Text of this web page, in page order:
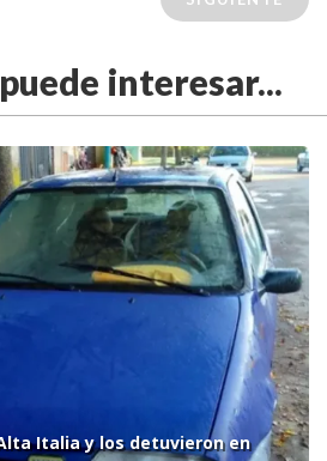
interesar...
Italia y los detuvieron en